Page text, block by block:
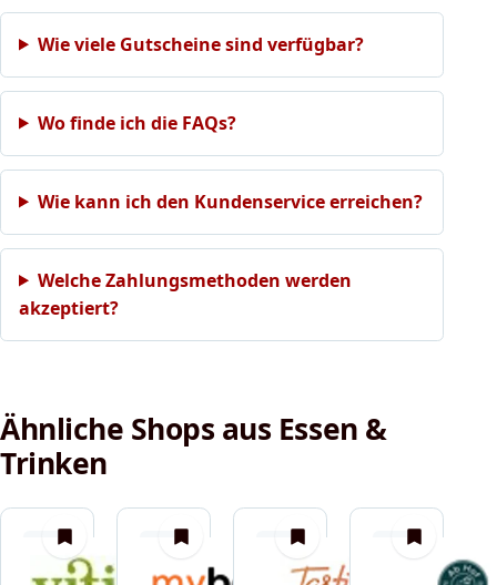
Wie viele Gutscheine sind verfügbar?
Wo finde ich die FAQs?
Wie kann ich den Kundenservice erreichen?
Welche Zahlungsmethoden werden
akzeptiert?
Ähnliche Shops aus Essen &
Trinken
merken merken merken merken